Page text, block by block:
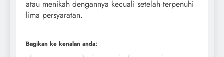
atau menikah dengannya kecuali setelah terpenuhi
lima persyaratan.
Bagikan ke kenalan anda: